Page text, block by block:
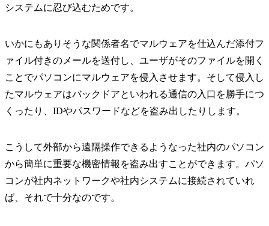
システムに忍び込むためです。
いかにもありそうな関係者名でマルウェアを仕込んだ添付フ
ァイル付きのメールを送付し、ユーザがそのファイルを開く
ことでパソコンにマルウェアを侵入させます。そして侵入し
たマルウェアはバックドアといわれる通信の入口を勝手につ
くったり、IDやパスワードなどを盗み出したりします。
こうして外部から遠隔操作できるようなった社内のパソコン
から簡単に重要な機密情報を盗み出すことができます。パソ
コンが社内ネットワークや社内システムに接続されていれ
ば、それで十分なのです。